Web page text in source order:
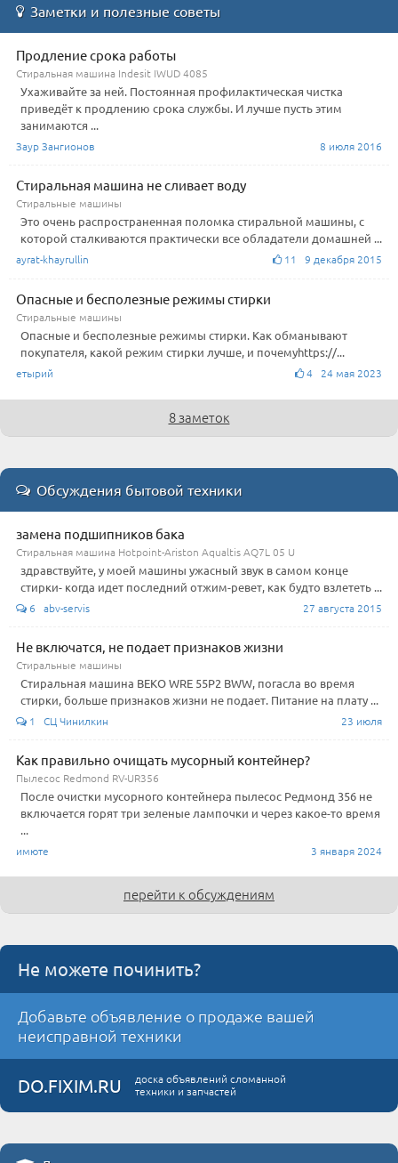
Заметки и полезные советы
Продление срока работы
Стиральная машина Indesit IWUD 4085
Ухаживайте за ней. Постоянная профилактическая чистка
приведёт к продлению срока службы. И лучше пусть этим
занимаются ...
Заур Зангионов 8 июля 2016
Стиральная машина не сливает воду
Стиральные машины
Это очень распространенная поломка стиральной машины, с
которой сталкиваются практически все обладатели домашней ...
ayrat-khayrullin 11 9 декабря 2015
Опасные и бесполезные режимы стирки
Стиральные машины
Опасные и бесполезные режимы стирки. Как обманывают
покупателя, какой режим стирки лучше, и почемуhttps://...
етырий 4 24 мая 2023
8 заметок
Обсуждения бытовой техники
замена подшипников бака
Стиральная машина Hotpoint-Ariston Aqualtis AQ7L 05 U
здравствуйте, у моей машины ужасный звук в самом конце
стирки- когда идет последний отжим-ревет, как будто взлететь ...
6 abv-servis 27 августа 2015
Не включатся, не подает признаков жизни
Стиральные машины
Стиральная машина BEKO WRE 55P2 BWW, погасла во время
стирки, больше признаков жизни не подает. Питание на плату ...
1 СЦ Чинилкин 23 июля
Как правильно очищать мусорный контейнер?
Пылесос Redmond RV-UR356
После очистки мусорного контейнера пылесос Редмонд 356 не
включается горят три зеленые лампочки и через какое-то время
...
имюте 3 января 2024
перейти к обсуждениям
Не можете починить?
Добавьте объявление о продаже вашей
неисправной техники
DO.FIXIM.RU
доска объявлений сломанной
техники и запчастей